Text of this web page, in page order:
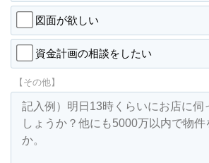
図面が欲しい
資金計画の相談をしたい
【その他】